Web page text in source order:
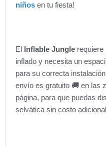
niños en tu fiesta!
El Inflable Jungle requiere
inflado y necesita un
para su correcta
envío es gratuito 🚚 en las
página, para que puedas
selvática sin costo